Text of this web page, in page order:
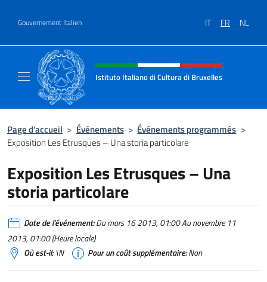
Gouvernement Italien IT FR NL
Site Web, social et en-tête de
Istituto Italiano di Cultura di Bruxelles
Page d'accueil > Événements > Événements programmés >
Exposition Les Etrusques – Una storia particolare
Exposition Les Etrusques – Una
storia particolare
Date de l'événement:Du mars 16 2013, 01:00 Au novembre 11
2013, 01:00 (Heure locale)
Où est-il:\N Pour un coût supplémentaire:Non